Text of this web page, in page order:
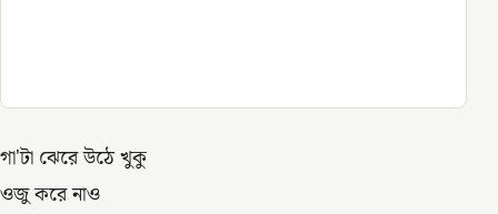
গা'টা ঝেরে উঠে খুকু
ওজু করে নাও